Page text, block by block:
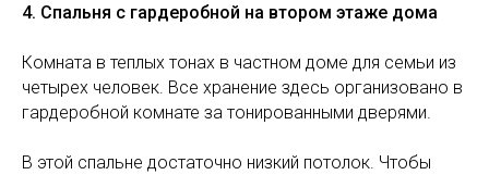
4. Спальня с гардеробной на втором этаже дома
Комната в теплых тонах в частном доме для семьи из
четырех человек. Все хранение здесь организовано в
гардеробной комнате за тонированными дверями.
В этой спальне достаточно низкий потолок. Чтобы